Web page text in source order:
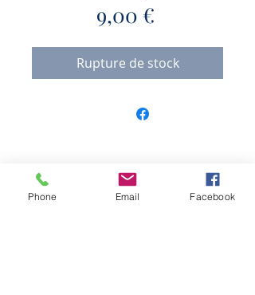
9,00 €
Rupture de stock
Massages bien-être et énergétique
Formation professionnelle au massage bien-être
Uniquement sur rendez-vous.
Phone Email Facebook